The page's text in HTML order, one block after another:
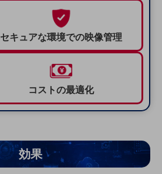
セキュアな環境での映像管理
コストの最適化
効果